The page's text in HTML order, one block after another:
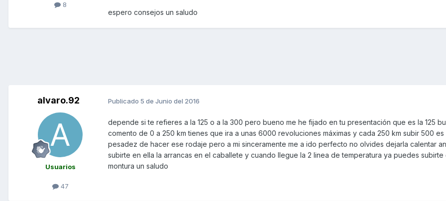
8
espero consejos un saludo
alvaro.92
Usuarios
47
Publicado 5 de Junio del 2016
depende si te refieres a la 125 o a la 300 pero bueno me he fijado en tu presentación que es la 125
comento de 0 a 250 km tienes que ira a unas 6000 revoluciones máximas y cada 250 km subir 500 es
pesadez de hacer ese rodaje pero a mi sinceramente me a ido perfecto no olvides dejarla calentar
subirte en ella la arrancas en el caballete y cuando llegue la 2 linea de temperatura ya puedes subirte
montura un saludo